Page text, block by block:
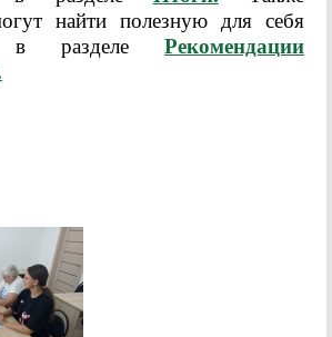
найти полезную для себя
в разделе Рекомендации